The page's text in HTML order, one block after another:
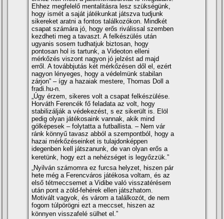
Ehhez megfelelő mentalitásra lesz szükségünk,
hogy ismét a saját játékunkat játszva tudjunk
sikereket aratni a fontos találkozókon. Mindkét
csapat számára jó, hogy erős riválissal szemben
kezdheti meg a tavaszt. A felkészülés után
ugyanis sosem tudhatjuk biztosan, hogy
pontosan hol is tartunk, a Videoton elleni
mérkőzés viszont nagyon jó jelzést ad majd
erről. A továbbjutás két mérkőzésen dől el, ezért
nagyon lényeges, hogy a védelmünk stabilan
zárjon” – í­gy a hazaiak mestere, Thomas Doll a
fradi.hu-n.
„Úgy érzem, sikeres volt a csapat felkészülése.
Horváth Ferencék fő feladata az volt, hogy
stabilizálják a védekezést, s ez sikerült is. Elöl
pedig olyan játékosaink vannak, akik mind
gólképesek – folytatta a futballista. – Nem vár
ránk könnyű tavasz abból a szempontból, hogy a
hazai mérkőzéseinket is tulajdonképpen
idegenben kell játszanunk, de van olyan erős a
keretünk, hogy ezt a nehézséget is legyőzzük.”
„Nyilván számomra ez furcsa helyzet, hiszen pár
hete még a Ferencváros játékosa voltam, és az
első tétmeccsemet a Vidibe való visszatérésem
után pont a zöld-fehérek ellen játszhatom.
Motivált vagyok, és várom a találkozót, de nem
fogom túlpörögni ezt a meccset, hiszen az
könnyen visszafelé sülhet el.”